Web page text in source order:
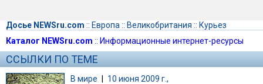
Досье NEWSru.com :: Европа :: Великобритания :: Курьез
Каталог NEWSru.com :: Информационные интернет-ресурсы
ССЫЛКИ ПО ТЕМЕ
В мире | 10 июня 2009 г.,